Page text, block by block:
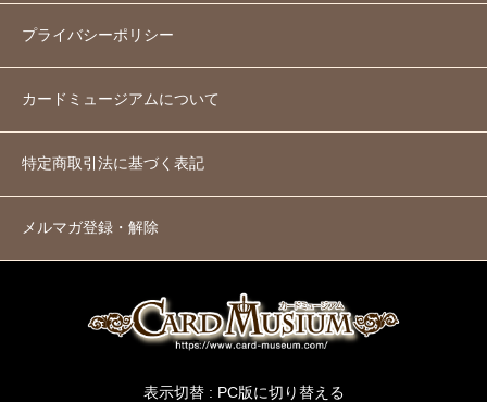
プライバシーポリシー
カードミュージアムについて
特定商取引法に基づく表記
メルマガ登録・解除
表示切替 : PC版に切り替える